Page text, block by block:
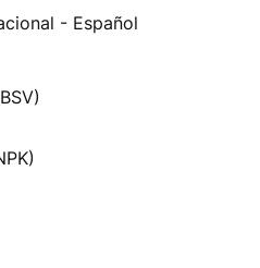
- Español